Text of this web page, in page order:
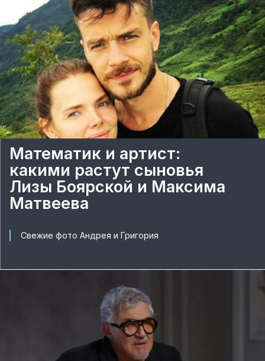
Математик и артист:
какими растут сыновья
Лизы Боярской и Максима
Матвеева
Свежие фото Андрея и Григория